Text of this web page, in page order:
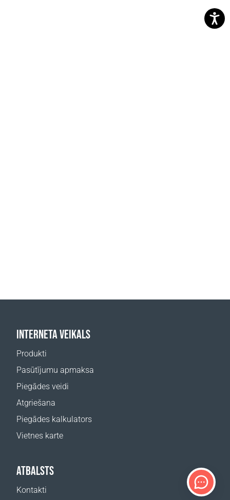
INTERNETA VEIKALS
Produkti
Pasūtījumu apmaksa
Piegādes veidi
Atgriešana
Piegādes kalkulators
Vietnes karte
ATBALSTS
Kontakti